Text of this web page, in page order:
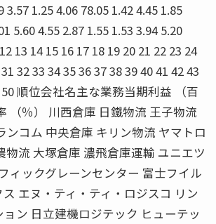
3.57 1.25 4.06 78.05 1.42 4.45 1.85
5.60 4.55 2.87 1.55 1.53 3.94 5.20
13 14 15 16 17 18 19 20 21 22 23 24
32 33 34 35 36 37 38 39 40 41 42 43
50 順位会社名主な業務当期利益 （百
（％） 川西倉庫 日鐵物流 王子物流
ンコム 中央倉庫 キリン物流 ヤマトロ
物流 大塚倉庫 濃飛倉庫運輸 ユニエツ
ィックグレーンセンター 富士フイル
エヌ・ティ・ティ・ロジスコ リン
ン 日立建機ロジテック ヒューテッ